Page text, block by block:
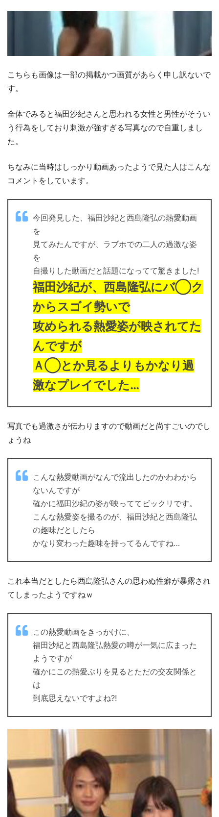
こちらも画像は一部の掲載かつ画質があらく申し訳ないで
す。
全体でみると福田沙紀さんと思われる女性と男性がそうい
う行為をしており刺激が強すぎる写真なので自重しまし
た。
ちなみに当時はしっかり動画あったようで見た人はこんな
コメントをしています。
今回発見した、福田沙紀と西島隆弘の熱愛動画
を
見てみたんですが、ラブホでの二人の過激な姿
を
自撮りした動画だと話題になってて驚きました!
福田沙紀が、西島隆弘にバ◯ク
からスゴイ勢いで
攻められる熱愛姿が映されてた
んですが
Ａ◯とか見るよりもかなり過
激なプレイでした…
写真でも過激さが伝わりますので動画だと尚すごいのでし
ょうね
こんな熱愛動画がなんで流出したのかわわから
ないんですが
確かに福田沙紀の姿が映っててビックリです。
こんな熱愛姿を撮るのが、福田沙紀と西島隆弘
の趣味だとしたら
かなり変わった趣味を持ってるんですね…
これ本当だとしたら西島隆弘さんの思わぬ性癖が暴露され
てしまったようですねｗ
この熱愛動画をきっかけに、
福田沙紀と西島隆弘熱愛の噂が一気に広まった
ようですが
確かにこの熱愛ぶりを見るとただの交友関係と
は
到底思えないですよね?!